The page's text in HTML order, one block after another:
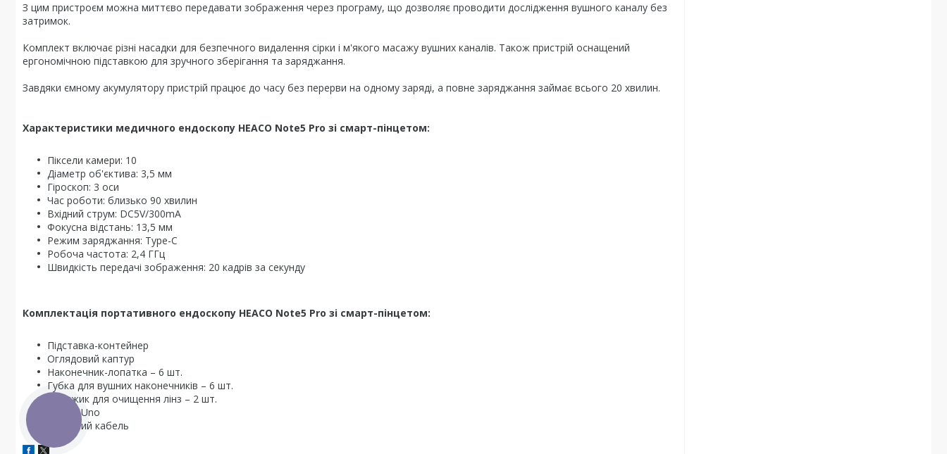
З цим пристроєм можна миттєво передавати зображення через програму, що дозволяє проводити дослідження вушного каналу без
затримок.
Комплект включає різні насадки для безпечного видалення сірки і м'якого масажу вушних каналів. Також пристрій оснащений
ергономічною підставкою для зручного зберігання та заряджання.
Завдяки ємному акумулятору пристрій працює до часу без перерви на одному заряді, а повне заряджання займає всього 20 хвилин.
Характеристики медичного ендоскопу HEACO Note5 Pro зі смарт-пінцетом:
Піксели камери: 10
Діаметр об'єктива: 3,5 мм
Гіроскоп: 3 оси
Час роботи: близько 90 хвилин
Вхідний струм: DC5V/300mA
Фокусна відстань: 13,5 мм
Режим заряджання: Type-C
Робоча частота: 2,4 ГГц
Швидкість передачі зображення: 20 кадрів за секунду
Комплектація портативного ендоскопу HEACO Note5 Pro зі смарт-пінцетом:
Підставка-контейнер
Оглядовий каптур
Наконечник-лопатка – 6 шт.
Губка для вушних наконечників – 6 шт.
Спонжик для очищення лінз – 2 шт.
Ложка Uno
Зарядний кабель